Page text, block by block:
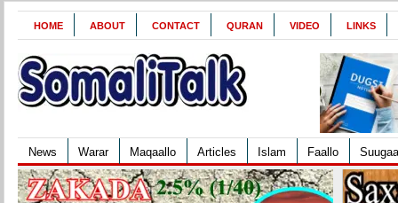
HOME ABOUT CONTACT QURAN VIDEO LINKS
News Warar Maqaallo Articles Islam Faallo